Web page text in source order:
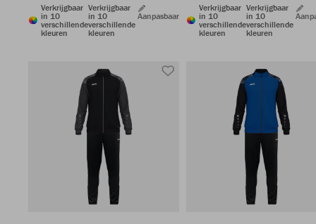
Verkrijgbaar
in 10
verschillende
kleuren
Verkrijgbaar
in 10
verschillende
kleuren
Aanpasbaar
Verkrijgbaar
in 10
verschillende
kleuren
Verkrijgbaar
in 10
verschillende
kleuren